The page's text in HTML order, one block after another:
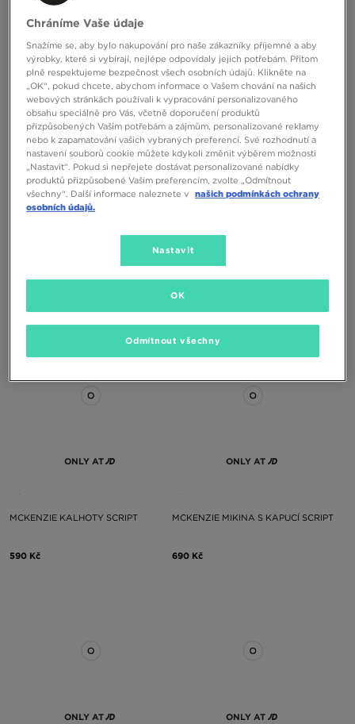
MCKENZIE TRIČKO ROCCO TEE
350 Kč 590 Kč
ONLY AT
350 Kč
ONLY AT
MCKENZIE KALHOTY SCRIPT
590 Kč
ONLY AT
MCKENZIE MIKINA S KAPUCÍ SCRIPT
690 Kč
ONLY AT ONLY AT
Chráníme Vaše údaje
Snažíme se, aby bylo nakupování pro naše zákazníky příjemné a aby
výrobky, které si vybírají, nejlépe odpovídaly jejich potřebám. Přitom
plně respektujeme bezpečnost všech osobních údajů. Klikněte na
„OK“, pokud chcete, abychom informace o Vašem chování na našich
webových stránkách používali k vypracování personalizovaného
obsahu speciálně pro Vás, včetně doporučení produktů
přizpůsobených Vašim potřebám a zájmům, personalizované reklamy
nebo k zapamatování vašich vybraných preferencí. Své rozhodnutí a
nastavení souborů cookie můžete kdykoli změnit výběrem možnosti
„Nastavit“. Pokud si nepřejete dostávat personalizované nabídky
produktů přizpůsobené Vašim preferencím, zvolte „Odmítnout
všechny“. Další informace naleznete v našich podmínkách ochrany
osobních údajů.
Nastavit
Odmítnout všechny
OK